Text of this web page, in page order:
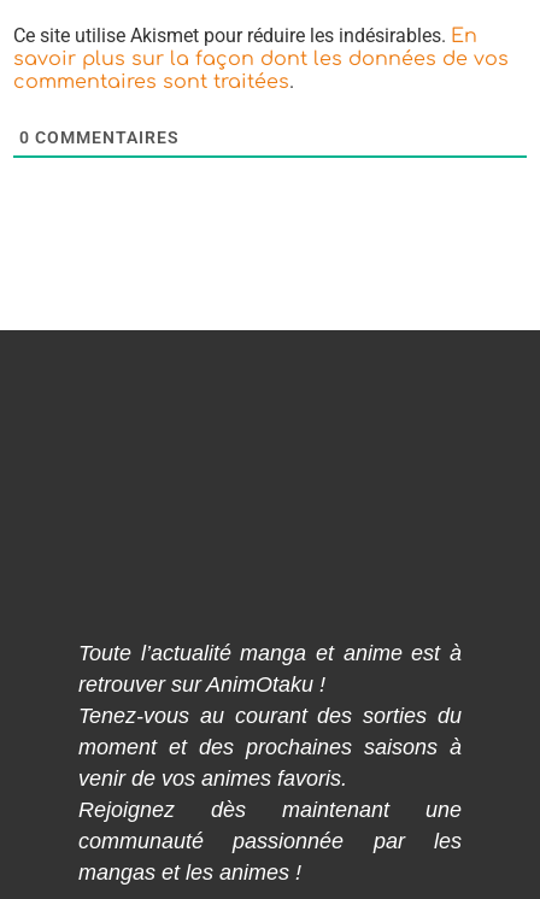
Ce site utilise Akismet pour réduire les indésirables. En
savoir plus sur la façon dont les données de vos
commentaires sont traitées.
0 COMMENTAIRES
Toute l’actualité manga et anime est à
retrouver sur AnimOtaku !
Tenez-vous au courant des sorties du
moment et des prochaines saisons à
venir de vos animes favoris.
Rejoignez dès maintenant une
communauté passionnée par les
mangas et les animes !